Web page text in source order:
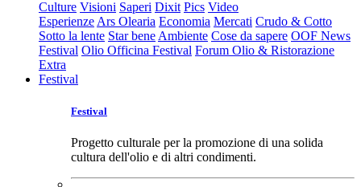
Culture Visioni Saperi Dixit Pics Video
Esperienze Ars Olearia Economia Mercati Crudo & Cotto
Sotto la lente Star bene Ambiente Cose da sapere OOF News
Festival Olio Officina Festival Forum Olio & Ristorazione
Extra
Festival
Festival
Progetto culturale per la promozione di una solida
cultura dell'olio e di altri condimenti.